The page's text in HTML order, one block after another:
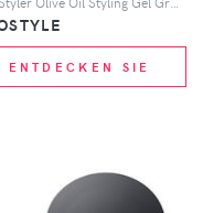
ENTDECKEN SIE